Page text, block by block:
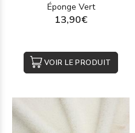
Éponge Vert
13,90€
VOIR LE PRODUIT